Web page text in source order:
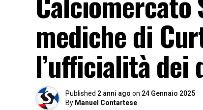
mediche di
l’ufficialità dei
Published 2 anni ago on 24 Gennaio 2025
By Manuel Contartese